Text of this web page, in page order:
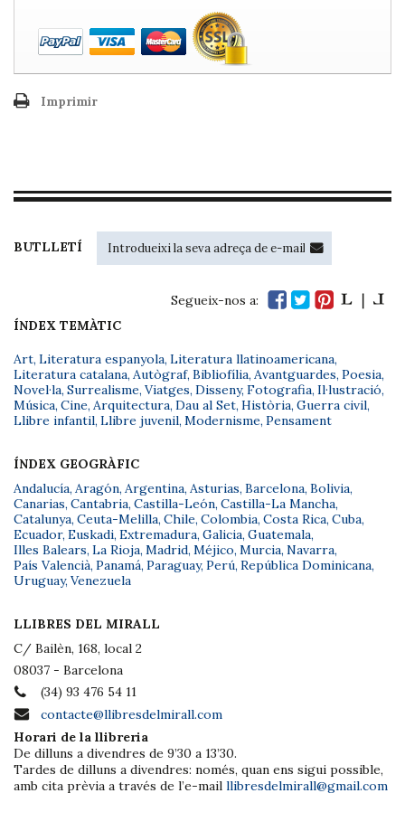
Imprimir
BUTLLETÍ
Segueix-nos a:
ÍNDEX TEMÀTIC
Art, Literatura espanyola, Literatura llatinoamericana,
Literatura catalana, Autògraf, Bibliofília, Avantguardes, Poesia,
Novel·la, Surrealisme, Viatges, Disseny, Fotografia, Il·lustració,
Música, Cine, Arquitectura, Dau al Set, Història, Guerra civil,
Llibre infantil, Llibre juvenil, Modernisme, Pensament
ÍNDEX GEOGRÀFIC
Andalucía, Aragón, Argentina, Asturias, Barcelona, Bolivia,
Canarias, Cantabria, Castilla-León, Castilla-La Mancha,
Catalunya, Ceuta-Melilla, Chile, Colombia, Costa Rica, Cuba,
Ecuador, Euskadi, Extremadura, Galicia, Guatemala,
Illes Balears, La Rioja, Madrid, Méjico, Murcia, Navarra,
País Valencià, Panamá, Paraguay, Perú, República Dominicana,
Uruguay, Venezuela
LLIBRES DEL MIRALL
C/ Bailèn, 168, local 2
08037 - Barcelona
(34) 93 476 54 11
contacte@llibresdelmirall.com
Horari de la llibreria
De dilluns a divendres de 9’30 a 13’30.
Tardes de dilluns a divendres: només, quan ens sigui possible,
amb cita prèvia a través de l’e-mail llibresdelmirall@gmail.com